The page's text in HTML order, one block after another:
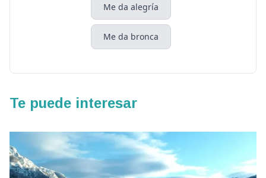
Me da alegría
Me da bronca
Te puede interesar